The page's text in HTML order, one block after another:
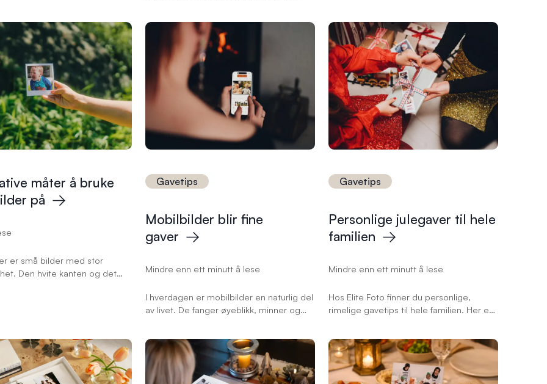
på etterpå.
måter å bruke
på
er små bilder med stor
Den hvite kanten og det
på kjøleskapet som til
og festdekor. Her er ti
ideer til hva du kan
retrobildene dine.
Gavetips
Mobilbilder blir fine
gaver
Mindre enn ett minutt å lese
I hverdagen er mobilbilder en naturlig del
av livet. De fanger øyeblikk, minner og
vare på for fremtiden – de blir flotte
personlige gaver som vil varme
mottakerens hjerte. Ta en titt i
Gavetips
Personlige julegaver til hele
familien
Mindre enn ett minutt å lese
Hos Elite Foto finner du personlige,
rimelige gavetips til hele familien. Her er